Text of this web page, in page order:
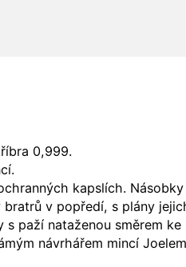
0,999.
kapslích.
bratrů v popředí, s plány
s paží nataženou směrem
návrhářem mincí